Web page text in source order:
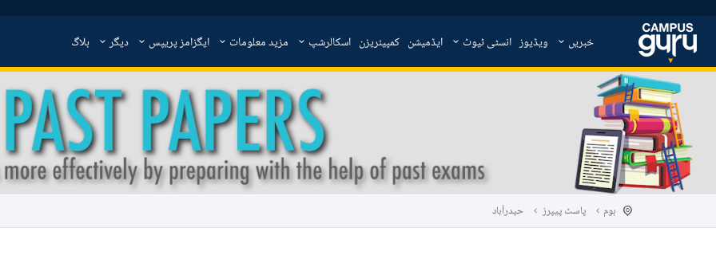
خبریں ویڈیوز انسٹی ٹیوٹ ایڈمیشن کمپیئریزن اسکالرشپ مزید معلومات ایگزامز پریپس دیگر بلاگ
ہوم پاسٹ پیپرز حیدرآباد